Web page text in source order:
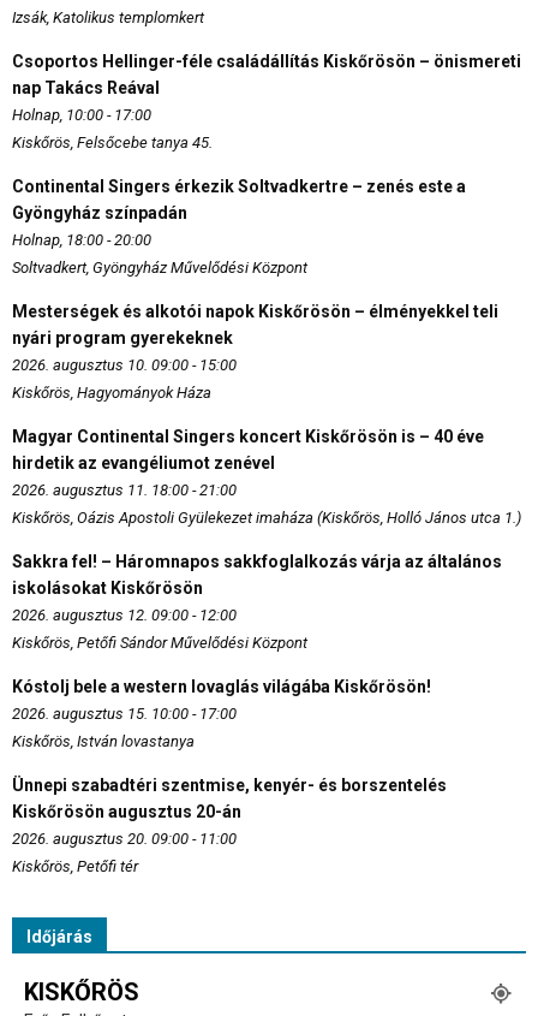
Izsák, Katolikus templomkert
Csoportos Hellinger-féle családállítás Kiskőrösön – önismereti
nap Takács Reával
Holnap, 10:00 - 17:00
Kiskőrös, Felsőcebe tanya 45.
Continental Singers érkezik Soltvadkertre – zenés este a
Gyöngyház színpadán
Holnap, 18:00 - 20:00
Soltvadkert, Gyöngyház Művelődési Központ
Mesterségek és alkotói napok Kiskőrösön – élményekkel teli
nyári program gyerekeknek
2026. augusztus 10. 09:00 - 15:00
Kiskőrös, Hagyományok Háza
Magyar Continental Singers koncert Kiskőrösön is – 40 éve
hirdetik az evangéliumot zenével
2026. augusztus 11. 18:00 - 21:00
Kiskőrös, Oázis Apostoli Gyülekezet imaháza (Kiskőrös, Holló János utca 1.)
Sakkra fel! – Háromnapos sakkfoglalkozás várja az általános
iskolásokat Kiskőrösön
2026. augusztus 12. 09:00 - 12:00
Kiskőrös, Petőfi Sándor Művelődési Központ
Kóstolj bele a western lovaglás világába Kiskőrösön!
2026. augusztus 15. 10:00 - 17:00
Kiskőrös, István lovastanya
Ünnepi szabadtéri szentmise, kenyér- és borszentelés
Kiskőrösön augusztus 20-án
2026. augusztus 20. 09:00 - 11:00
Kiskőrös, Petőfi tér
Időjárás
KISKŐRÖS